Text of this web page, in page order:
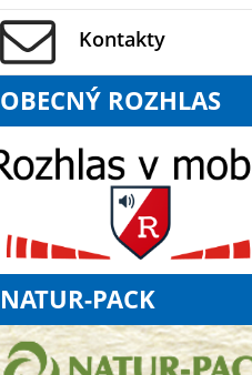
Kontakty
OBECNÝ ROZHLAS
NATUR-PACK